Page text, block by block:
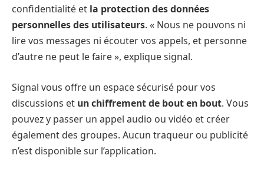
confidentialité et la protection des données
personnelles des utilisateurs. « Nous ne pouvons ni
lire vos messages ni écouter vos appels, et personne
d’autre ne peut le faire », explique signal.
Signal vous offre un espace sécurisé pour vos
discussions et un chiffrement de bout en bout. Vous
pouvez y passer un appel audio ou vidéo et créer
également des groupes. Aucun traqueur ou publicité
n’est disponible sur l’application.